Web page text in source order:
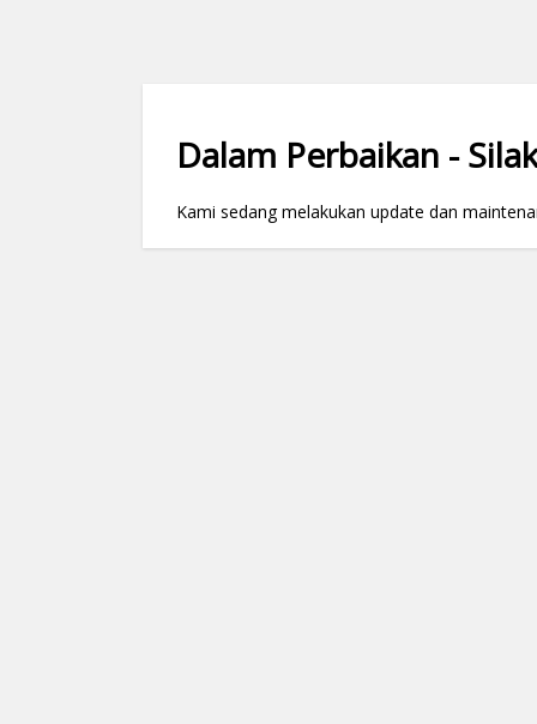
Dalam Perbaikan -
Kami sedang melakukan update dan